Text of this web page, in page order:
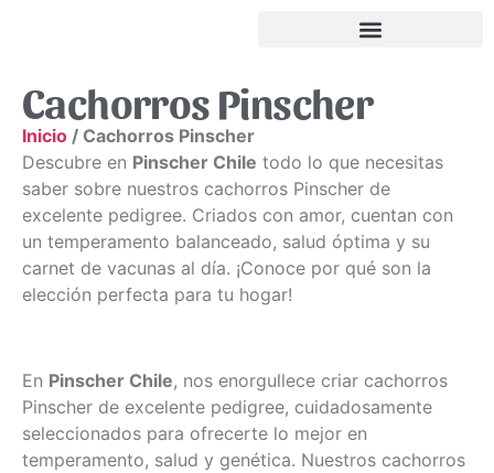
Cachorros Pinscher
Inicio / Cachorros Pinscher
Descubre en Pinscher Chile todo lo que necesitas
saber sobre nuestros cachorros Pinscher de
excelente pedigree. Criados con amor, cuentan con
un temperamento balanceado, salud óptima y su
carnet de vacunas al día. ¡Conoce por qué son la
elección perfecta para tu hogar!
En Pinscher Chile, nos enorgullece criar cachorros
Pinscher de excelente pedigree, cuidadosamente
seleccionados para ofrecerte lo mejor en
temperamento, salud y genética. Nuestros cachorros